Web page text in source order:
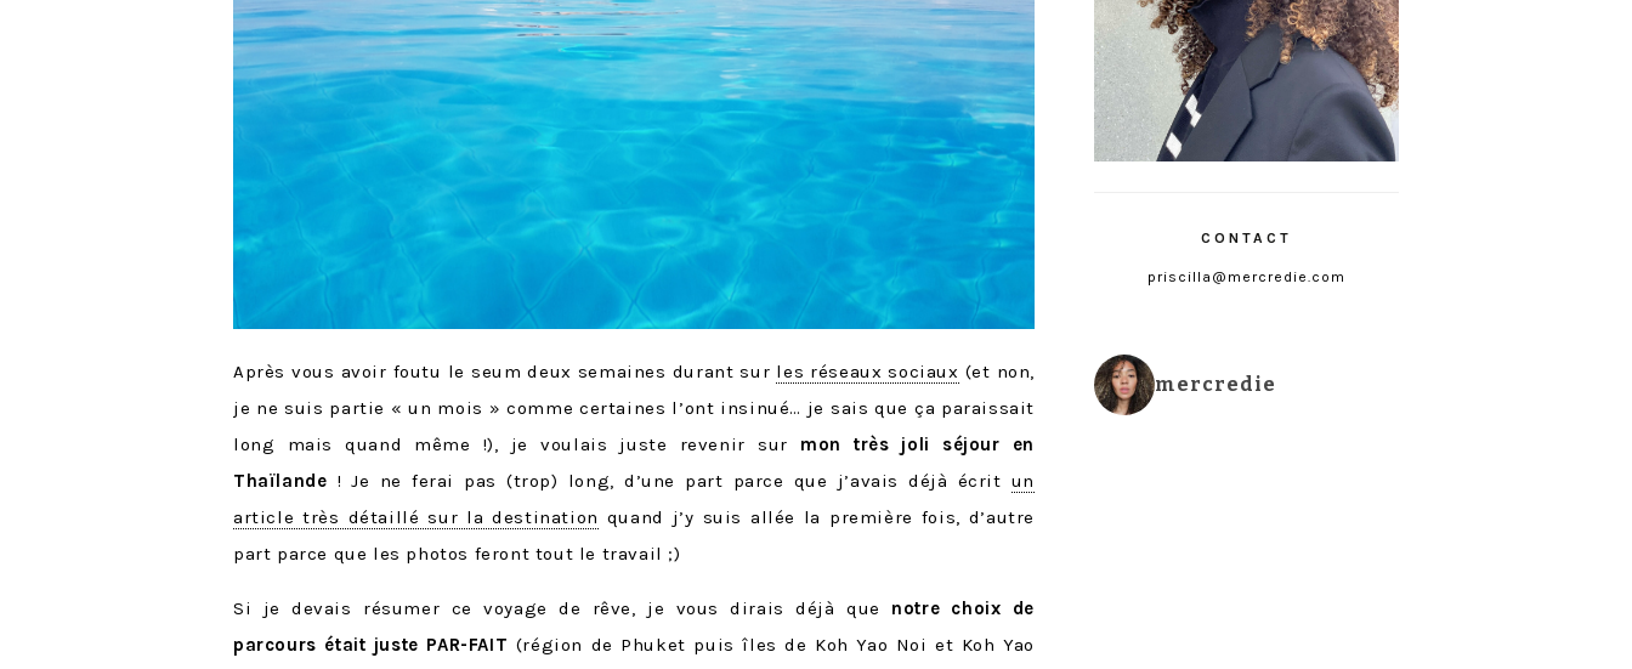
Après vous avoir foutu le seum deux semaines durant sur les réseaux sociaux (et non,
je ne suis partie « un mois » comme certaines l’ont insinué… je sais que ça paraissait
long mais quand même !), je voulais juste revenir sur mon très joli séjour en
Thaïlande ! Je ne ferai pas (trop) long, d’une part parce que j’avais déjà écrit un
article très détaillé sur la destination quand j’y suis allée la première fois, d’autre
part parce que les photos feront tout le travail ;)
Si je devais résumer ce voyage de rêve, je vous dirais déjà que notre choix de
parcours était juste PAR-FAIT (région de Phuket puis îles de Koh Yao Noi et Koh Yao
CONTACT
priscilla@mercredie.com
mercredie